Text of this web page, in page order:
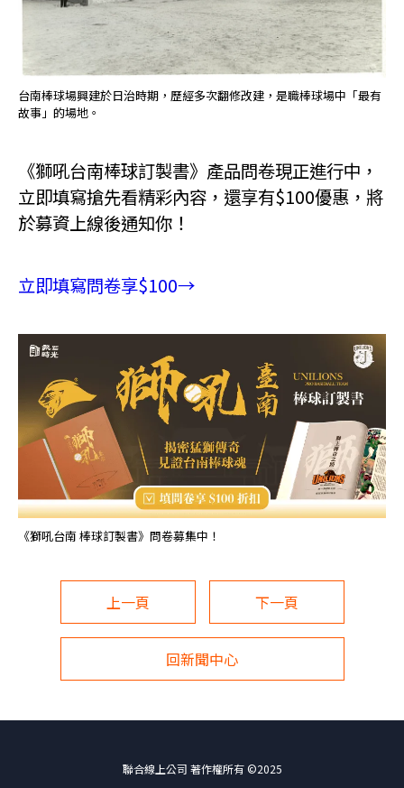
台南棒球場興建於日治時期，歷經多次翻修改建，是職棒球場中「最有
故事」的場地。
《獅吼台南棒球訂製書》產品問卷現正進行中，
立即填寫搶先看精彩內容，還享有$100優惠，將
於募資上線後通知你！
立即填寫問卷享$100→
《獅吼台南 棒球訂製書》問卷募集中！
上一頁 下一頁
回新聞中心
聯合線上公司 著作權所有 ©2025